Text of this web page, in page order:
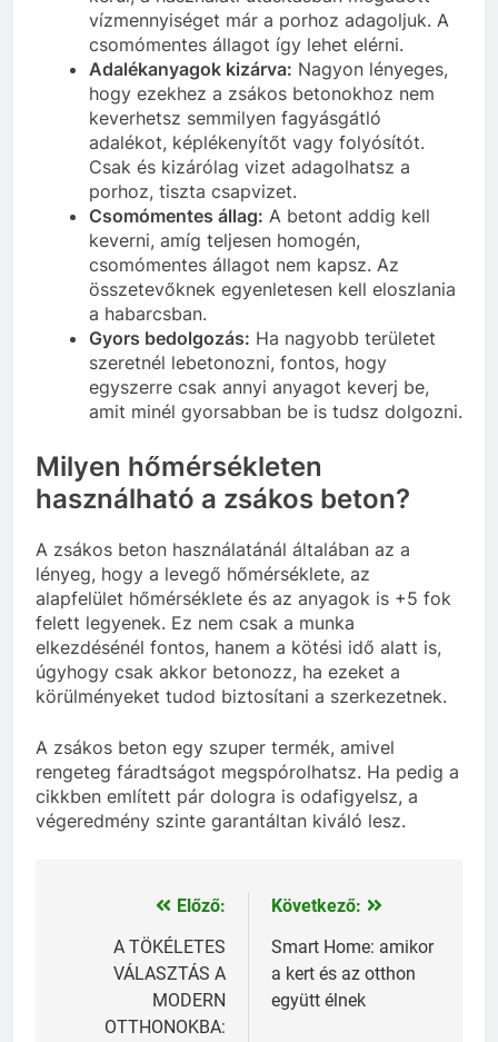
vízmennyiséget már a porhoz adagoljuk. A
csomómentes állagot így lehet elérni.
Adalékanyagok kizárva: Nagyon lényeges,
hogy ezekhez a zsákos betonokhoz nem
keverhetsz semmilyen fagyásgátló
adalékot, képlékenyítőt vagy folyósítót.
Csak és kizárólag vizet adagolhatsz a
porhoz, tiszta csapvizet.
Csomómentes állag: A betont addig kell
keverni, amíg teljesen homogén,
csomómentes állagot nem kapsz. Az
összetevőknek egyenletesen kell eloszlania
a habarcsban.
Gyors bedolgozás: Ha nagyobb területet
szeretnél lebetonozni, fontos, hogy
egyszerre csak annyi anyagot keverj be,
amit minél gyorsabban be is tudsz dolgozni.
Milyen hőmérsékleten
használható a zsákos beton?
A zsákos beton használatánál általában az a
lényeg, hogy a levegő hőmérséklete, az
alapfelület hőmérséklete és az anyagok is +5 fok
felett legyenek. Ez nem csak a munka
elkezdésénél fontos, hanem a kötési idő alatt is,
úgyhogy csak akkor betonozz, ha ezeket a
körülményeket tudod biztosítani a szerkezetnek.
A zsákos beton egy szuper termék, amivel
rengeteg fáradtságot megspórolhatsz. Ha pedig a
cikkben említett pár dologra is odafigyelsz, a
végeredmény szinte garantáltan kiváló lesz.
Bejegyzés
navigáció
Előző:
A TÖKÉLETES
VÁLASZTÁS A
MODERN
OTTHONOKBA:
Következő:
Smart Home: amikor
a kert és az otthon
együtt élnek